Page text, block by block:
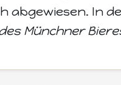
abgewiesen. In
Münchner